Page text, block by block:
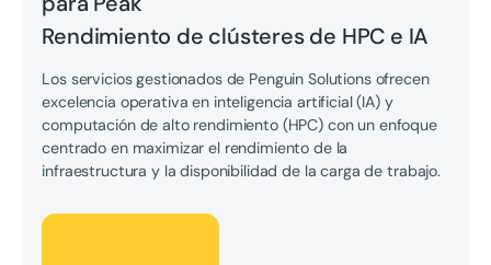
Rendimiento de clústeres de HPC e IA
Los servicios gestionados de Penguin Solutions ofrecen
excelencia operativa en inteligencia artificial (IA) y
computación de alto rendimiento (HPC) con un enfoque
centrado en maximizar el rendimiento de la
infraestructura y la disponibilidad de la carga de trabajo.
Hablemos